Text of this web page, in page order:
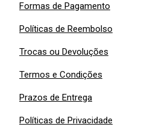
Formas de Pagamento
Políticas de Reembolso
Trocas ou Devoluções
Termos e Condições
Prazos de Entrega
Políticas de Privacidade